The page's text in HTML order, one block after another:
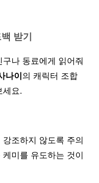
받기
나 동료에게 읽어줘
나이 의 캐릭터 조합
세요.
조하지 않도록 주의
미를 유도하는 것이